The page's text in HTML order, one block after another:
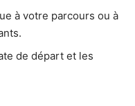
à votre parcours ou à
de départ et les